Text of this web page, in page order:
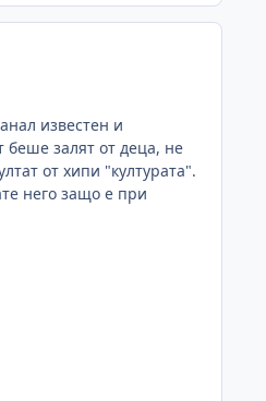
известен и
беше залят от деца, не
от хипи "културата".
него защо е при